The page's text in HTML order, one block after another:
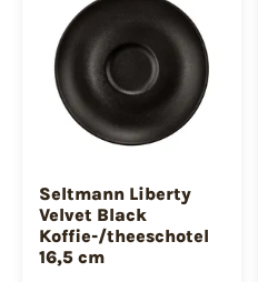
Seltmann Liberty
Velvet Black
Koffie-/theeschotel
16,5 cm